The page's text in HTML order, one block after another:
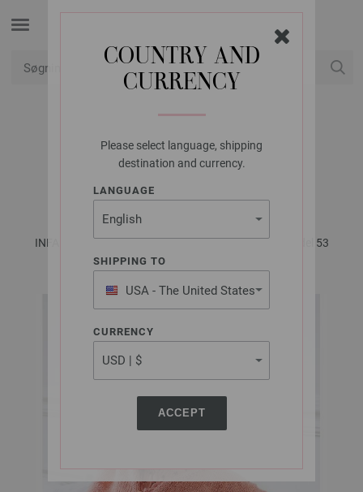
COUNTRY AND
CURRENCY
Please select language, shipping
destination and currency.
LANGUAGE
SHIPPING TO
USA - The United States
of America
CURRENCY
ACCEPT
LANA GROSSA
JAKKE ECOPUNO
INFANTI No. 18 - Magasin (DE) + Opskrifter (DK) | Model 53